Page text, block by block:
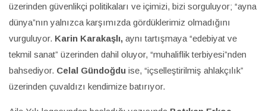
üzerinden güvenlikçi politikaları ve içimizi, bizi sorguluyor; “ayna
dünya”nın yalnızca karşımızda gördüklerimiz olmadığını
vurguluyor. Karin Karakaşlı, aynı tartışmaya “edebiyat ve
tekmil sanat” üzerinden dahil oluyor, “muhaliflik terbiyesi”nden
bahsediyor. Celal Gündoğdu ise, “içselleştirilmiş ahlakçılık”
üzerinden çuvaldızı kendimize batırıyor.